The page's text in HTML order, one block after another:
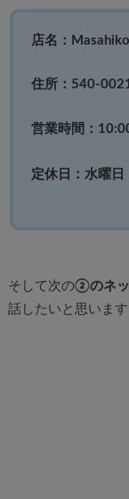
店名：
住所：540-
営業時間：
定休日：水曜日
そして次の②のネッ
話したいと思います